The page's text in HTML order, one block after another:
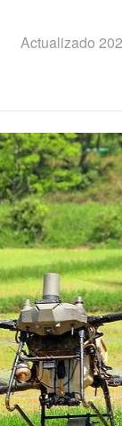
Actualizado